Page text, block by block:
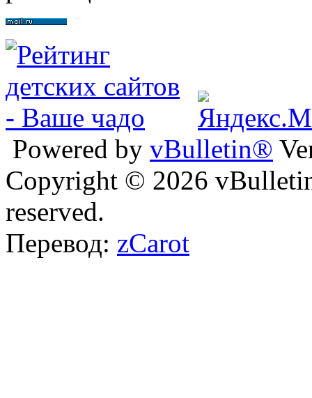
Powered by vBulletin®
Copyright © 2026
reserved.
Перевод: zCarot